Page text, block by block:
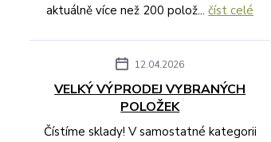
aktuálně více než 200 polož...číst celé
12.04.2026
VELKÝ VÝPRODEJ VYBRANÝCH
POLOŽEK
Čístíme sklady! V samostatné kategorii